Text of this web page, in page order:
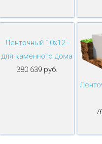
Ленточный 10х12 -
для каменного дома
380 639 руб.